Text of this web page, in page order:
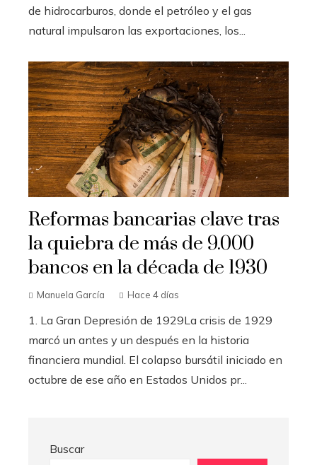
de hidrocarburos, donde el petróleo y el gas
natural impulsaron las exportaciones, los...
Reformas bancarias clave tras
la quiebra de más de 9.000
bancos en la década de 1930
Manuela García Hace 4 días
1. La Gran Depresión de 1929La crisis de 1929
marcó un antes y un después en la historia
financiera mundial. El colapso bursátil iniciado en
octubre de ese año en Estados Unidos pr...
Buscar